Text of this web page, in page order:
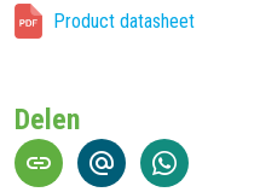
Product datasheet
Delen